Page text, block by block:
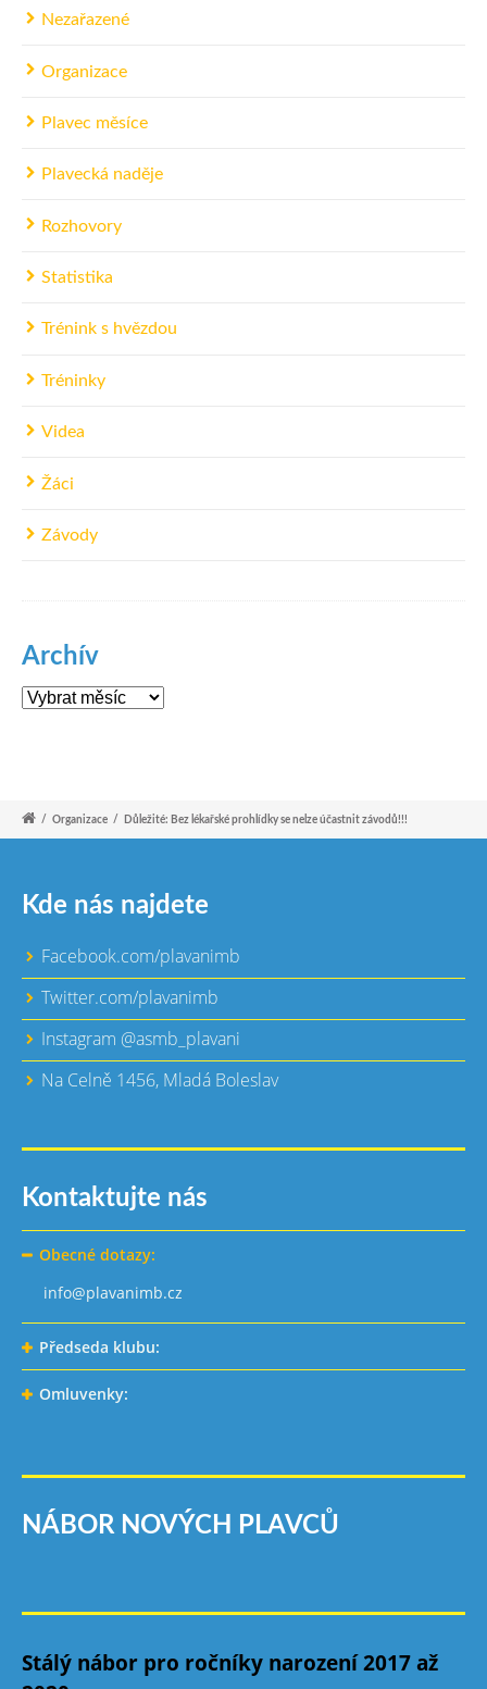
Nezařazené
Organizace
Plavec měsíce
Plavecká naděje
Rozhovory
Statistika
Trénink s hvězdou
Tréninky
Videa
Žáci
Závody
Archív
Archív
/ Organizace / Důležité: Bez lékařské prohlídky se nelze účastnit závodů!!!
Kde nás najdete
Facebook.com/plavanimb
Twitter.com/plavanimb
Instagram @asmb_plavani
Na Celně 1456, Mladá Boleslav
Kontaktujte nás
Obecné dotazy:
info@plavanimb.cz
Předseda klubu:
Omluvenky:
NÁBOR NOVÝCH PLAVCŮ
Stálý nábor pro ročníky narození 2017 až